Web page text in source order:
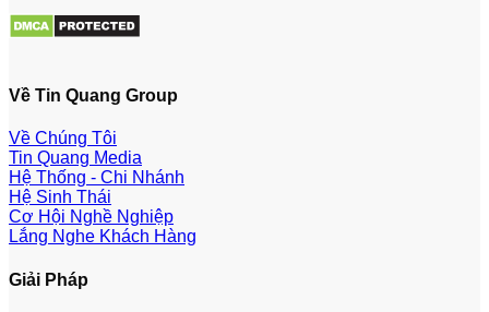
Về Tin Quang Group
Về Chúng Tôi
Tin Quang Media
Hệ Thống - Chi Nhánh
Hệ Sinh Thái
Cơ Hội Nghề Nghiệp
Lắng Nghe Khách Hàng
Giải Pháp